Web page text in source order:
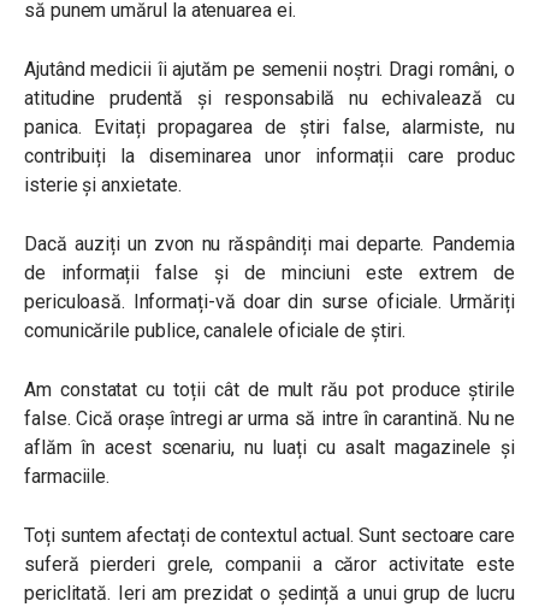
să punem umărul la atenuarea ei.
Ajutând medicii îi ajutăm pe semenii noștri. Dragi români, o
atitudine prudentă și responsabilă nu echivalează cu
panica. Evitați propagarea de știri false, alarmiste, nu
contribuiți la diseminarea unor informații care produc
isterie și anxietate.
Dacă auziți un zvon nu răspândiți mai departe. Pandemia
de informații false și de minciuni este extrem de
periculoasă. Informați-vă doar din surse oficiale. Urmăriți
comunicările publice, canalele oficiale de știri.
Am constatat cu toții cât de mult rău pot produce știrile
false. Cică orașe întregi ar urma să intre în carantină. Nu ne
aflăm în acest scenariu, nu luați cu asalt magazinele și
farmaciile.
Toți suntem afectați de contextul actual. Sunt sectoare care
suferă pierderi grele, companii a căror activitate este
periclitată. Ieri am prezidat o ședință a unui grup de lucru